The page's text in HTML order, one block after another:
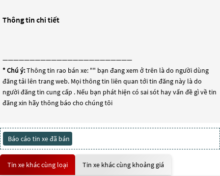
Thông tin chi tiết
————————————————————————
* Chú ý:Thông tin rao bán xe: "" bạn đang xem ở trên là do người dùng
đăng tải lên trang web. Mọi thông tin liên quan tới tin đăng này là do
người đăng tin cung cấp . Nếu bạn phát hiện có sai sót hay vấn đề gì về tin
đăng xin hãy thông báo cho chúng tôi
Báo cáo tin xe đã bán
Tin xe khác cùng loại Tin xe khác cùng khoảng giá